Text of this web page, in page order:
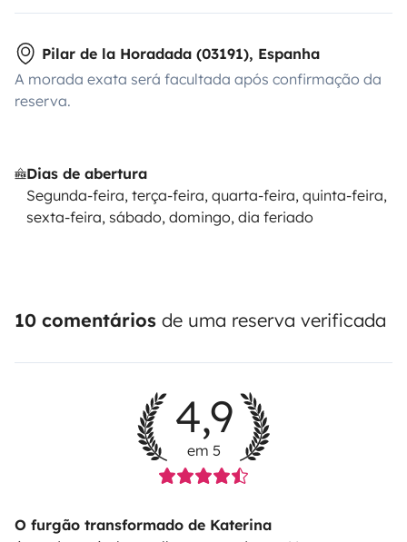
Pilar de la Horadada (03191), Espanha
A morada exata será facultada após confirmação da
reserva.
Dias de abertura
Segunda-feira, terça-feira, quarta-feira, quinta-feira,
sexta-feira, sábado, domingo, dia feriado
10 comentários de uma reserva verificada
4,9
em 5
O furgão transformado de Katerina